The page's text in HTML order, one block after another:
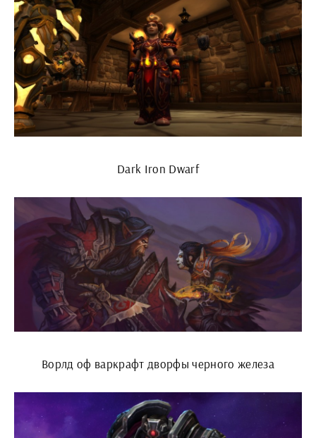
Dark Iron Dwarf
Ворлд оф варкрафт дворфы черного железа